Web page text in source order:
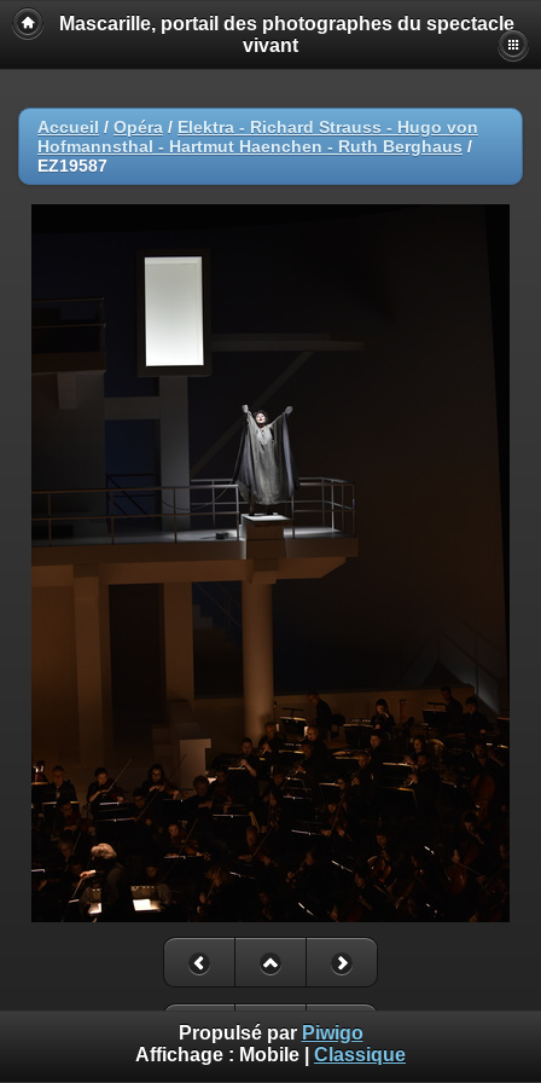
Mascarille, portail des photographes du spectacle
vivant
Accueil / Opéra / Elektra - Richard Strauss - Hugo von
Hofmannsthal - Hartmut Haenchen - Ruth Berghaus /
EZ19587
Propulsé par Piwigo
Affichage : Mobile Classique